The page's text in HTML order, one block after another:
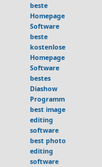
beste
Homepage
Software
beste
kostenlose
Homepage
Software
bestes
Diashow
Programm
best image
editing
software
best photo
editing
software